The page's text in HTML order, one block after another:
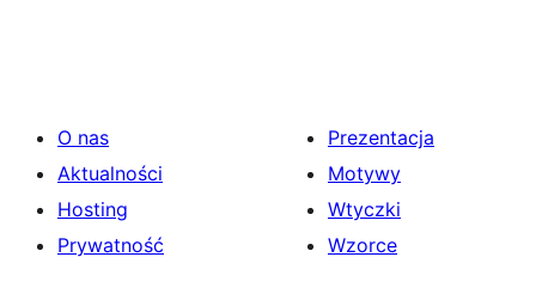
O nas
Aktualności
Hosting
Prywatność
Prezentacja
Motywy
Wtyczki
Wzorce